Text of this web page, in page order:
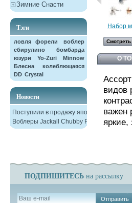
Зимние Снасти
Тэги
ловля форели
воблер
сбирулино
бомбарда
юзури
Yo-Zuri
Minnow
Блесна колеблющаяся
DD Crystal
Новости
Поступили в продажу японские
Воблеры Jackall Chubby F38
Набор
Смотреть
О
видов
важен
яркие,
ПОДПИШИТЕСЬ на рассылку
Отправить